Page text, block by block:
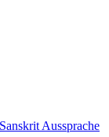
Sanskrit Aussprache